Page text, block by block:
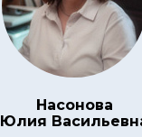
Насонова
Юлия